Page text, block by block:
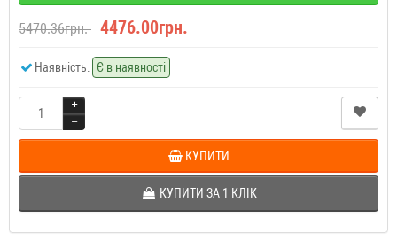
5470.36грн. 4476.00грн.
Наявність: Є в наявності
КУПИТИ
КУПИТИ ЗА 1 КЛIК